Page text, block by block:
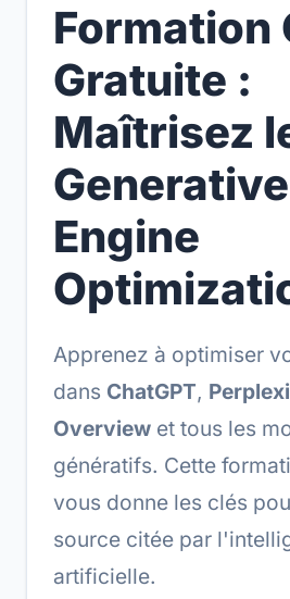
Formation
Gratuite :
Maîtrisez
Generative
Engine
Apprenez à optimiser
dans ChatGPT,
Overview et tous les
génératifs. Cette
vous donne les clés
source citée par
artificielle.